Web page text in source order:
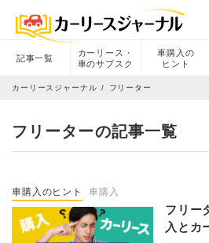
記事一覧
カーリース・
車のサブスク
車購入の
ヒント
カーリースジャーナル フリーター
フリーターの記事一覧
車購入のヒント 車購入
フリー
入とカ